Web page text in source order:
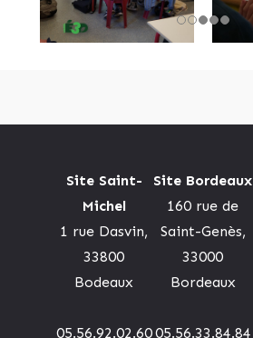
Site Saint-
Michel
1 rue Dasvin,
33800
Bodeaux
05.56.92.02.60
Site Bordeaux
160 rue de
Saint-Genès,
33000
Bordeaux
05.56.33.84.84